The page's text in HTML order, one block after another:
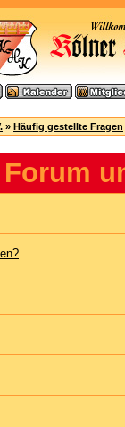
» Häufig gestellte Fragen
Forum